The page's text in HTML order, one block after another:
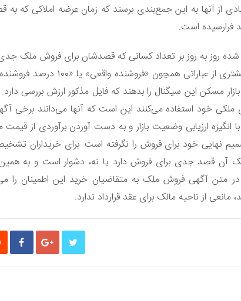
از آنها به این جمع‌بندی برسند که زمان عرضه املاکی که به
فرارسیده است.
روز به روز بر تعداد کسانی که قصدشان برای فروش ملک
آگهی‌های ملکی بیشتری از
مسکن این سیگنال را بدهند که فایل مذکور ارزش بررسی
ملکی خود استفاده می‌کنند این است که آنها می‌دانند برخی
انگیزه ارزیابی وضعیت بازار و به دست آوردن برآوردی از
نهایی خود برای فروش را نگرفته است. برای خریداران
آن قصد جدی برای فروش دارد یا نه، دشوار است و به همین
در متن آگهی فروش ملک به متقاضیان خرید این اطمینان را
مانعی از ناحیه مالک برای عقد قرارداد ندارد.